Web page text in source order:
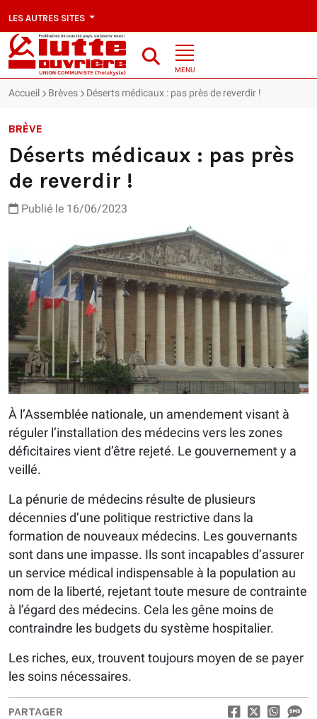
LES AUTRES SITES
MENU
Accueil Brèves Déserts médicaux : pas près de reverdir !
BRÈVE
Déserts médicaux : pas près
de reverdir !
Publié le 16/06/2023
À l’Assemblée nationale, un amendement visant à
réguler l’installation des médecins vers les zones
déficitaires vient d’être rejeté. Le gouvernement y a
veillé.
La pénurie de médecins résulte de plusieurs
décennies d’une politique restrictive dans la
formation de nouveaux médecins. Les gouvernants
sont dans une impasse. Ils sont incapables d’assurer
un service médical indispensable à la population au
nom de la liberté, rejetant toute mesure de contrainte
à l’égard des médecins. Cela les gêne moins de
contraindre les budgets du système hospitalier.
Les riches, eux, trouvent toujours moyen de se payer
les soins nécessaires.
PARTAGER